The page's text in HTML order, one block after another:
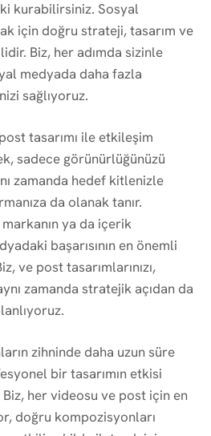
kurabilirsiniz. Sosyal
için doğru strateji, tasarım ve
Biz, her adımda sizinle
medyada daha fazla
sağlıyoruz.
tasarımı ile etkileşim
sadece görünürlüğünüzü
zamanda hedef kitlenizle
da olanak tanır.
ya da içerik
başarısının en önemli
ve post tasarımlarınızı,
zamanda stratejik açıdan da
zihninde daha uzun süre
bir tasarımın etkisi
her videosu ve post için en
doğru kompozisyonları